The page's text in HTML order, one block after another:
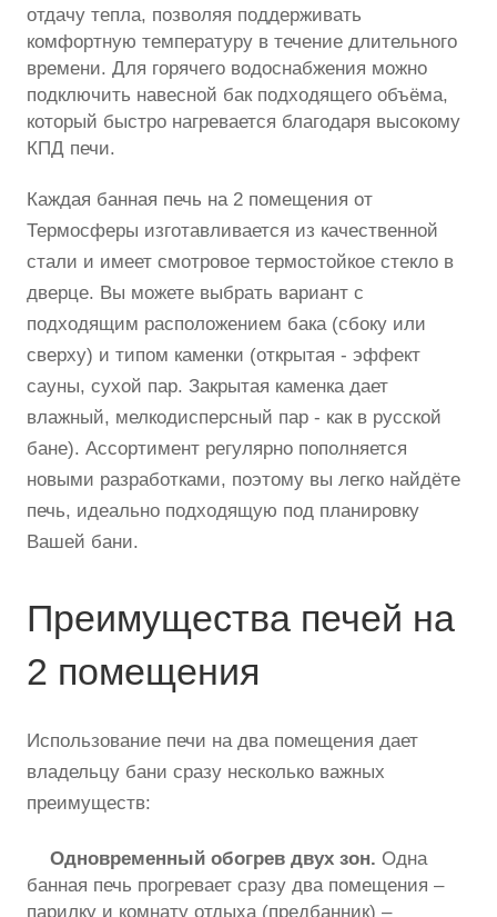
отдачу тепла, позволяя поддерживать
комфортную температуру в течение длительного
времени. Для горячего водоснабжения можно
подключить навесной бак подходящего объёма,
который быстро нагревается благодаря высокому
КПД печи.
Каждая банная печь на 2 помещения от
Термосферы изготавливается из качественной
стали и имеет смотровое термостойкое стекло в
дверце. Вы можете выбрать вариант с
подходящим расположением бака (сбоку или
сверху) и типом каменки (открытая - эффект
сауны, сухой пар. Закрытая каменка дает
влажный, мелкодисперсный пар - как в русской
бане). Ассортимент регулярно пополняется
новыми разработками, поэтому вы легко найдёте
печь, идеально подходящую под планировку
Вашей бани.
Преимущества печей на
2 помещения
Использование печи на два помещения дает
владельцу бани сразу несколько важных
преимуществ:
Одновременный обогрев двух зон. Одна
банная печь прогревает сразу два помещения –
парилку и комнату отдыха (предбанник) –